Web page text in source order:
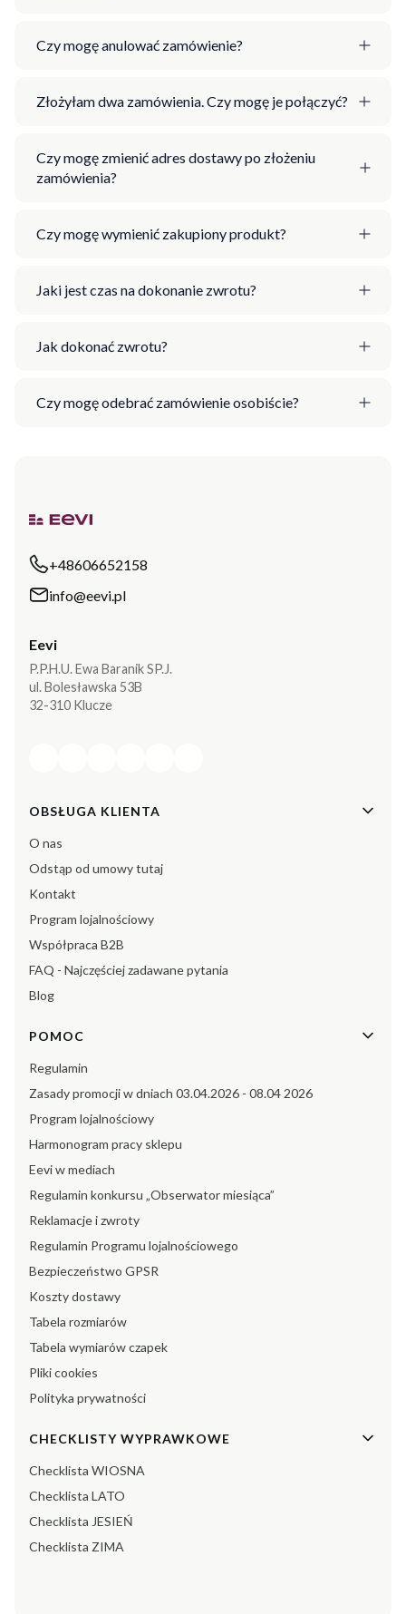
Czy mogę anulować zamówienie?
Złożyłam dwa zamówienia. Czy mogę je połączyć?
Czy mogę zmienić adres dostawy po złożeniu
zamówienia?
Czy mogę wymienić zakupiony produkt?
Jaki jest czas na dokonanie zwrotu?
Jak dokonać zwrotu?
Czy mogę odebrać zamówienie osobiście?
+48606652158
info@eevi.pl
Eevi
P.P.H.U. Ewa Baranik SP.J.
ul. Bolesławska 53B
32-310 Klucze
Linki w stopce
OBSŁUGA KLIENTA
O nas
Odstąp od umowy tutaj
Kontakt
Program lojalnościowy
Współpraca B2B
FAQ - Najczęściej zadawane pytania
Blog
POMOC
Regulamin
Zasady promocji w dniach 03.04.2026 - 08.04 2026
Program lojalnościowy
Harmonogram pracy sklepu
Eevi w mediach
Regulamin konkursu „Obserwator miesiąca”
Reklamacje i zwroty
Regulamin Programu lojalnościowego
Bezpieczeństwo GPSR
Koszty dostawy
Tabela rozmiarów
Tabela wymiarów czapek
Pliki cookies
Polityka prywatności
CHECKLISTY WYPRAWKOWE
Checklista WIOSNA
Checklista LATO
Checklista JESIEŃ
Checklista ZIMA